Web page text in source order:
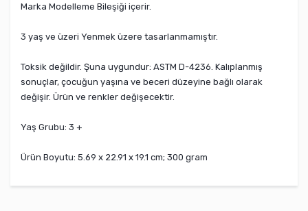
Marka Modelleme Bileşiği içerir.
3 yaş ve üzeri Yenmek üzere tasarlanmamıştır.
Toksik değildir. Şuna uygundur: ASTM D-4236. Kalıplanmış
sonuçlar, çocuğun yaşına ve beceri düzeyine bağlı olarak
değişir. Ürün ve renkler değişecektir.
Yaş Grubu: 3 +
Ürün Boyutu: ‎5.69 x 22.91 x 19.1 cm; 300 gram